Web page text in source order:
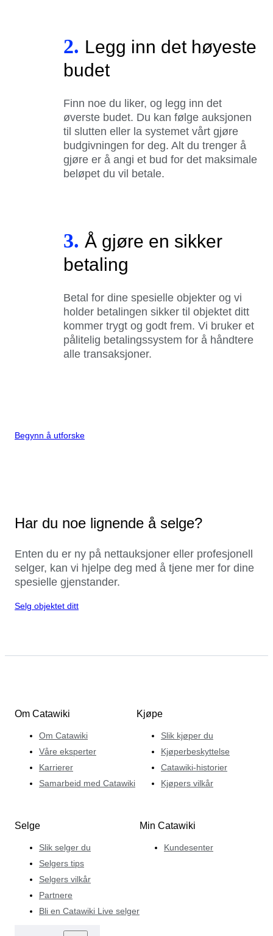
2. Legg inn det høyeste
budet
Finn noe du liker, og legg inn det
øverste budet. Du kan følge auksjonen
til slutten eller la systemet vårt gjøre
budgivningen for deg. Alt du trenger å
gjøre er å angi et bud for det maksimale
beløpet du vil betale.
3. Å gjøre en sikker
betaling
Betal for dine spesielle objekter og vi
holder betalingen sikker til objektet ditt
kommer trygt og godt frem. Vi bruker et
pålitelig betalingssystem for å håndtere
alle transaksjoner.
Begynn å utforske
Har du noe lignende å selge?
Enten du er ny på nettauksjoner eller profesjonell
selger, kan vi hjelpe deg med å tjene mer for dine
spesielle gjenstander.
Selg objektet ditt
Om Catawiki
Om Catawiki
Våre eksperter
Karrierer
Samarbeid med Catawiki
Kjøpe
Slik kjøper du
Kjøperbeskyttelse
Catawiki-historier
Kjøpers vilkår
Selge
Slik selger du
Selgers tips
Selgers vilkår
Partnere
Bli en Catawiki Live selger
Min Catawiki
Kundesenter